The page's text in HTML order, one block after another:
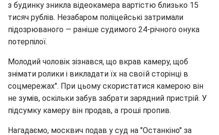
з будинку зникла відеокамера вартістю близько 15
тисяч рублів. Незабаром поліцейські затримали
підозрюваного — раніше судимого 24-річного онука
потерпілої.
Молодий чоловік зізнався, що вкрав камеру, щоб
знімати ролики і викладати їх на своїй сторінці в
соцмережах". При цьому скористатися камерою він
не зумів, оскільки забув забрати зарядний пристрій. У
підсумку камеру він продав, а гроші пропив.
Нагадаємо, москвич подав у суд на "Останкіно" за